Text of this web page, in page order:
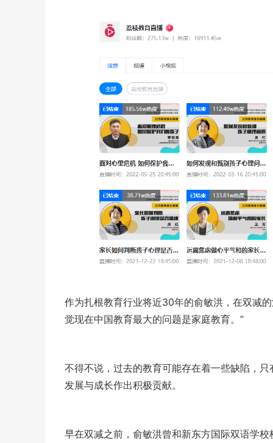
作为扎根教育行业将近30年的俞敏洪，在双减
觉现在中国教育最大的问题是家庭教育。”
不得不说，过去的教育可能存在着一些缺陷，
发展与成长作出积极贡献。
早在双减之前，俞敏洪曾和新东方国际双语学